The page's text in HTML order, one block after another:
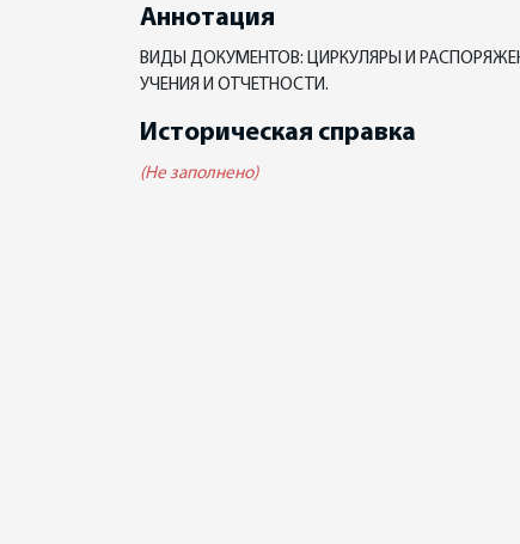
Аннотация
ВИДЫ ДОКУМЕНТОВ: ЦИРКУЛЯРЫ И
УЧЕНИЯ И ОТЧЕТНОСТИ.
Историческая справка
(Не заполнено)